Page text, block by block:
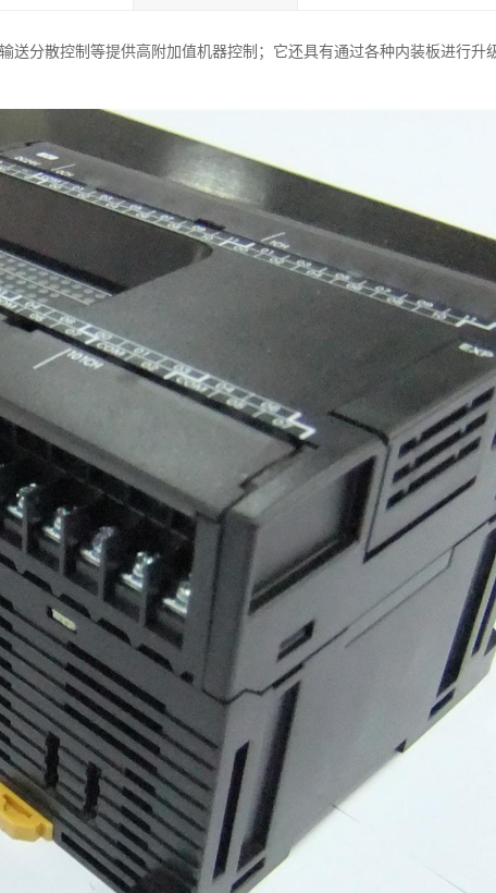
送分散控制等提供高附加值机器控制；它还具有通过各种内装板进行升